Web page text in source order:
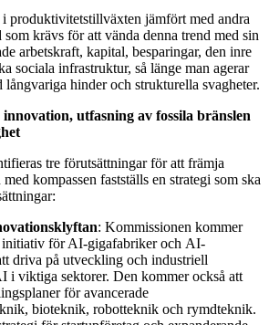
produktivitetstillväxten jämfört med andra
krävs för att vända denna trend med sin
arbetskraft, kapital, besparingar, den inre
sociala infrastruktur, så länge man agerar
långvariga hinder och strukturella svagheter.
utfasning av fossila bränslen
tre förutsättningar för att främja
kompassen fastställs en strategi som ska
: Kommissionen kommer
initiativ för AI-gigafabriker och AI-
driva på utveckling och industriell
i viktiga sektorer. Den kommer också att
för avancerade
bioteknik, robotteknik och rymdteknik.